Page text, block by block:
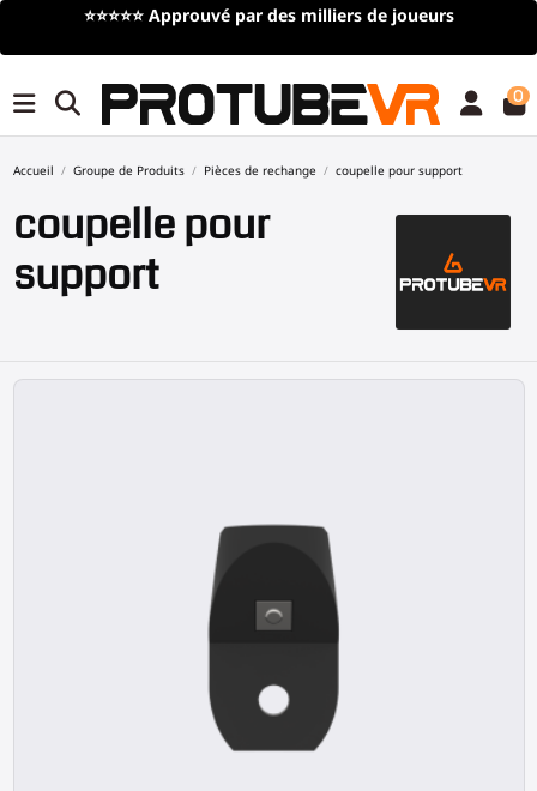
⭐⭐⭐⭐⭐ Approuvé par des milliers de joueurs
0
Accueil Groupe de Produits Pièces de rechange coupelle pour support
coupelle pour
support